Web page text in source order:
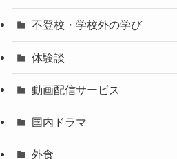
不登校・学校外の学び
体験談
動画配信サービス
国内ドラマ
外食